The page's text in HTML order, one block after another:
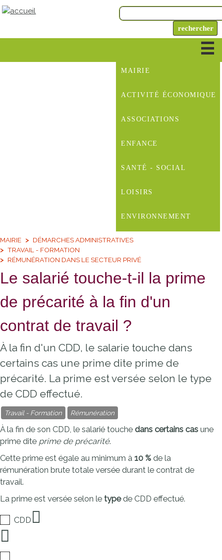
MAIRIE
ACTIVITÉ ÉCONOMIQUE
ASSOCIATIONS
ENFANCE
SANTÉ - SOCIAL
LOISIRS
ENVIRONNEMENT
MAIRIE
DÉMARCHES ADMINISTRATIVES
TRAVAIL - FORMATION
RÉMUNÉRATION DANS LE SECTEUR PRIVÉ
Le salarié touche-t-il la prime
de précarité à la fin d'un
contrat de travail ?
À la fin d'un CDD, le salarie touche dans
certains cas une prime dite prime de
précarité. La prime est versée selon le type
de CDD effectué.
Travail - Formation Rémunération
À la fin de son CDD, le salarié touche dans certains cas une
prime dite prime de précarité.
Cette prime est égale au minimum à 10 % de la
rémunération brute totale versée durant le contrat de
travail.
La prime est versée selon le typede CDD effectué.
CDD